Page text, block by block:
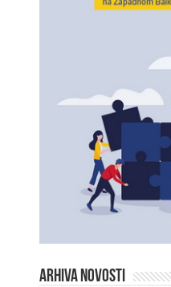
ARHIVA NOVOSTI